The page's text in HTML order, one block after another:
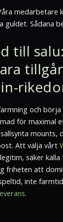
medarbetare
guldet. Sådana
till
och börja
för maximal
mounts,
Att välja vårt
säker
friheten att
inte
.